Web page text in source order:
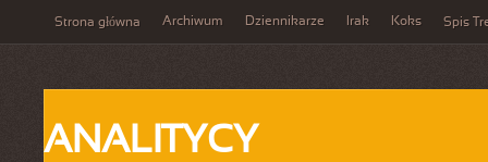
Strona główna Archiwum Dziennikarze Irak Koks Spis
ANALITYCY